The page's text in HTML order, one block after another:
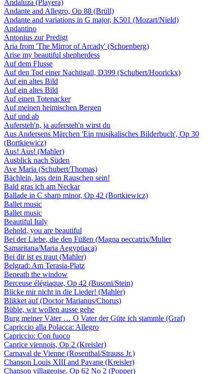
Andaluza (Playera)
Andante and Allegro, Op 88 (Brüll)
Andante and variations in G major, K501 (Mozart/Nield)
Andantino
Antonius zur Predigt
Aria from 'The Mirror of Arcady' (Schoenberg)
Arise my beautiful shepherdess
Auf dem Flusse
Auf den Tod einer Nachtigall, D399 (Schubert/Hoorickx)
Auf ein altes Bild
Auf ein altes Bild
Auf einen Totenacker
Auf meinen heimischen Bergen
Auf und ab
Aufersteh'n, ja aufersteh'n wirst du
Aus Andersens Märchen 'Ein musikalisches Bilderbuch', Op 30
(Bortkiewicz)
Aus! Aus! (Mahler)
Ausblick nach Süden
Ave Maria (Schubert/Thomas)
Bächlein, lass dein Rauschen sein!
Bald gras ich am Neckar
Ballade in C sharp minor, Op 42 (Bortkiewicz)
Ballet music
Ballet music
Beautiful Italy
Behold, you are beautiful
Bei der Liebe, die den Füßen (Magna peccatrix/Mulier
Samaritana/Maria Aegyptiaca)
Bei dir ist es traut (Mahler)
Belgrad: Am Terasia-Platz
Beneath the window
Berceuse élégiaque, Op 42 (Busoni/Stein)
Blicke mir nicht in die Lieder! (Mahler)
Blikket auf (Doctor Marianus/Chorus)
Büble, wir wollen ausse gehe
Burg meiner Väter … O Vater der Güte ich stammle (Graf)
Capriccio alla Polacca: Allegro
Capriccio: Con fuoco
Caprice viennois, Op 2 (Kreisler)
Carnaval de Vienne (Rosenthal/Strauss Jr.)
Chanson Louis XIII and Pavane (Kreisler)
Chanson villageoise, Op 62 No 2 (Popper)